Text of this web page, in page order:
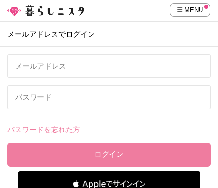
MENU
メールアドレスでログイン
パスワードを忘れた方